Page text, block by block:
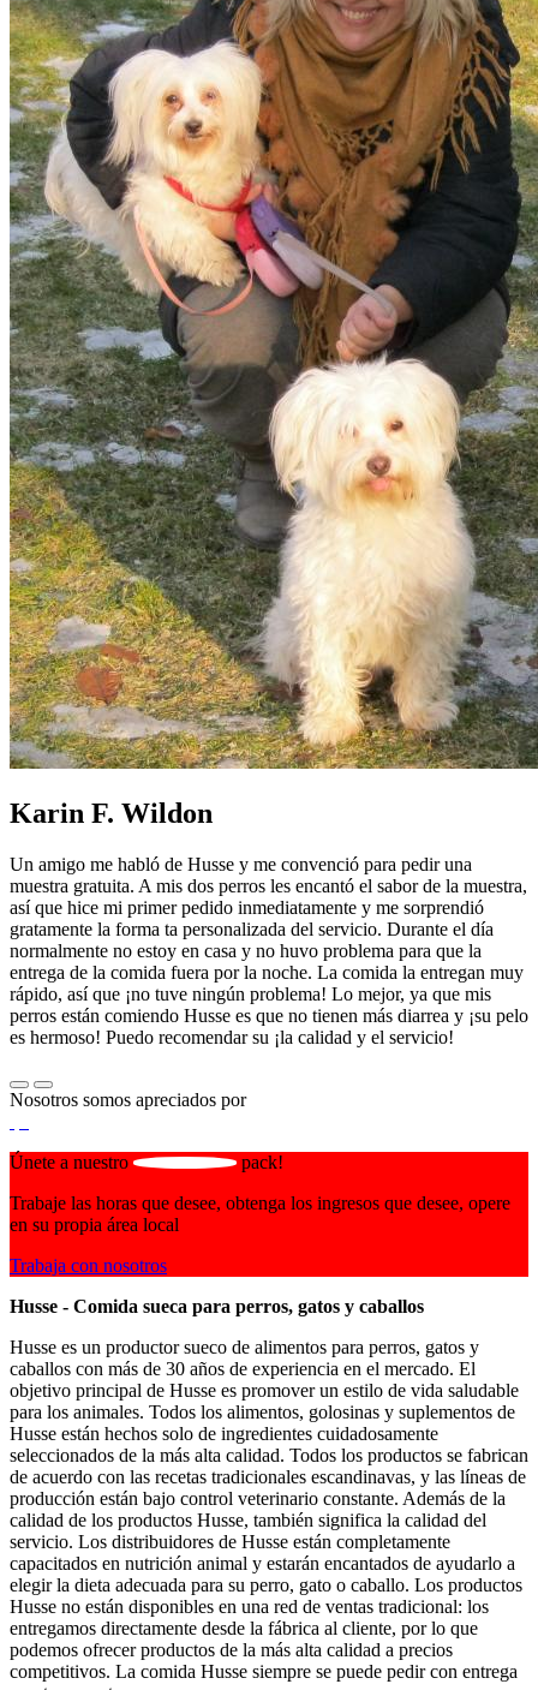
Karin F. Wildon
Un amigo me habló de Husse y me convenció para pedir una
muestra gratuita. A mis dos perros les encantó el sabor de la muestra,
así que hice mi primer pedido inmediatamente y me sorprendió
gratamente la forma ta personalizada del servicio. Durante el día
normalmente no estoy en casa y no huvo problema para que la
entrega de la comida fuera por la noche. La comida la entregan muy
rápido, así que ¡no tuve ningún problema! Lo mejor, ya que mis
perros están comiendo Husse es que no tienen más diarrea y ¡su pelo
es hermoso! Puedo recomendar su ¡la calidad y el servicio!
Nosotros somos apreciados por
Únete a nuestro
pack!
Trabaje las horas que desee, obtenga los ingresos que desee, opere
en su propia área local
Trabaja con nosotros
Husse - Comida sueca para perros, gatos y caballos
Husse es un productor sueco de alimentos para perros, gatos y
caballos con más de 30 años de experiencia en el mercado. El
objetivo principal de Husse es promover un estilo de vida saludable
para los animales. Todos los alimentos, golosinas y suplementos de
Husse están hechos solo de ingredientes cuidadosamente
seleccionados de la más alta calidad. Todos los productos se fabrican
de acuerdo con las recetas tradicionales escandinavas, y las líneas de
producción están bajo control veterinario constante. Además de la
calidad de los productos Husse, también significa la calidad del
servicio. Los distribuidores de Husse están completamente
capacitados en nutrición animal y estarán encantados de ayudarlo a
elegir la dieta adecuada para su perro, gato o caballo. Los productos
Husse no están disponibles en una red de ventas tradicional: los
entregamos directamente desde la fábrica al cliente, por lo que
podemos ofrecer productos de la más alta calidad a precios
competitivos. La comida Husse siempre se puede pedir con entrega